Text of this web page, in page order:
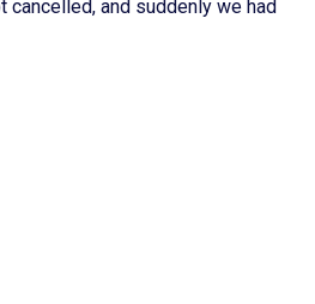
cancelled, and suddenly we had